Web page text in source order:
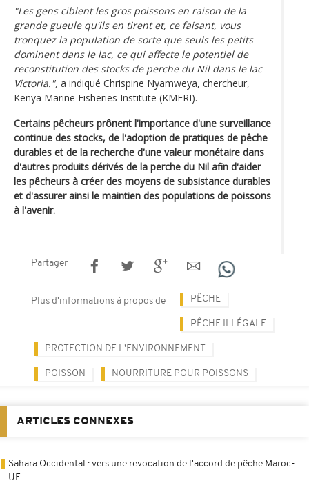
"Les gens ciblent les gros poissons en raison de la
grande gueule qu'ils en tirent et, ce faisant, vous
tronquez la population de sorte que seuls les petits
dominent dans le lac, ce qui affecte le potentiel de
reconstitution des stocks de perche du Nil dans le lac
Victoria.", a indiqué Chrispine Nyamweya, chercheur,
Kenya Marine Fisheries Institute (KMFRI).
Certains pêcheurs prônent l'importance d'une surveillance
continue des stocks, de l'adoption de pratiques de pêche
durables et de la recherche d'une valeur monétaire dans
d'autres produits dérivés de la perche du Nil afin d'aider
les pêcheurs à créer des moyens de subsistance durables
et d'assurer ainsi le maintien des populations de poissons
à l'avenir.
Partager
Plus d'informations à propos de PÊCHE
PÊCHE ILLÉGALE
PROTECTION DE L'ENVIRONNEMENT
POISSON NOURRITURE POUR POISSONS
ARTICLES CONNEXES
Sahara Occidental : vers une revocation de l'accord de pêche Maroc-
UE